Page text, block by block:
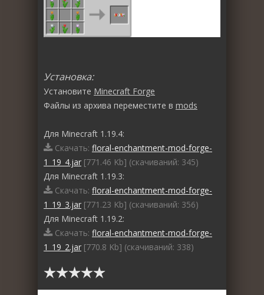
Установка:
Установите Minecraft Forge
Файлы из архива переместите в mods
Для Minecraft 1.19.4:
Скачать: floral-enchantment-mod-forge-
1_19_4.jar [771.46 Kb] (cкачиваний: 345)
Для Minecraft 1.19.3:
Скачать: floral-enchantment-mod-forge-
1_19_3.jar [771.23 Kb] (cкачиваний: 356)
Для Minecraft 1.19.2:
Скачать: floral-enchantment-mod-forge-
1_19_2.jar [770.8 Kb] (cкачиваний: 338)